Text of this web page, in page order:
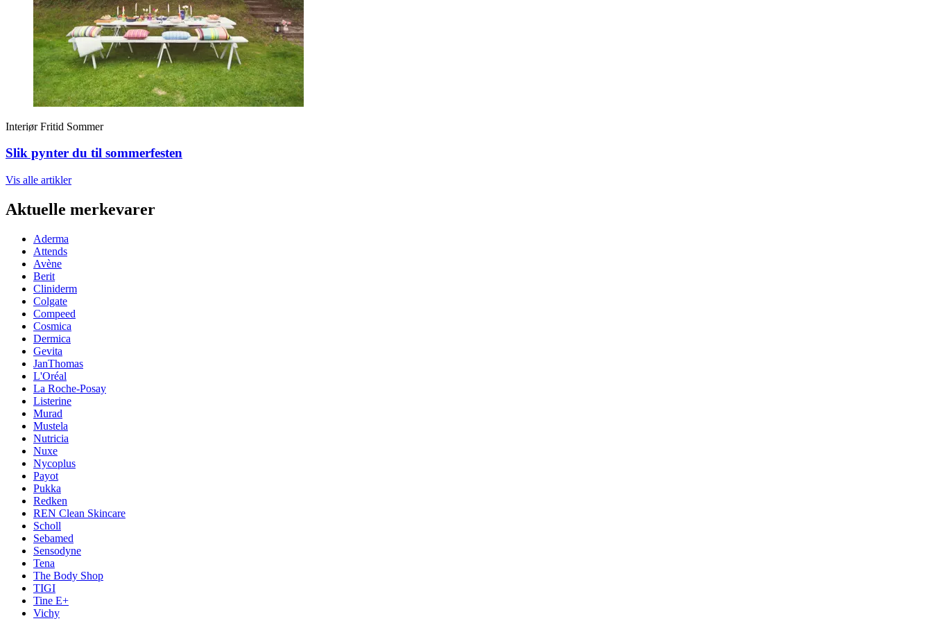
Interiør Fritid Sommer
Slik pynter du til sommerfesten
Vis alle artikler
Aktuelle merkevarer
Aderma
Attends
Avène
Berit
Cliniderm
Colgate
Compeed
Cosmica
Dermica
Gevita
JanThomas
L'Oréal
La Roche-Posay
Listerine
Murad
Mustela
Nutricia
Nuxe
Nycoplus
Payot
Pukka
Redken
REN Clean Skincare
Scholl
Sebamed
Sensodyne
Tena
The Body Shop
TIGI
Tine E+
Vichy